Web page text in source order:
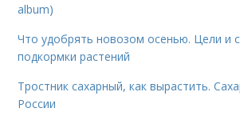
album)
Что удобрять новозом осенью. Цели и
подкормки растений
Тростник сахарный, как вырастить.
России